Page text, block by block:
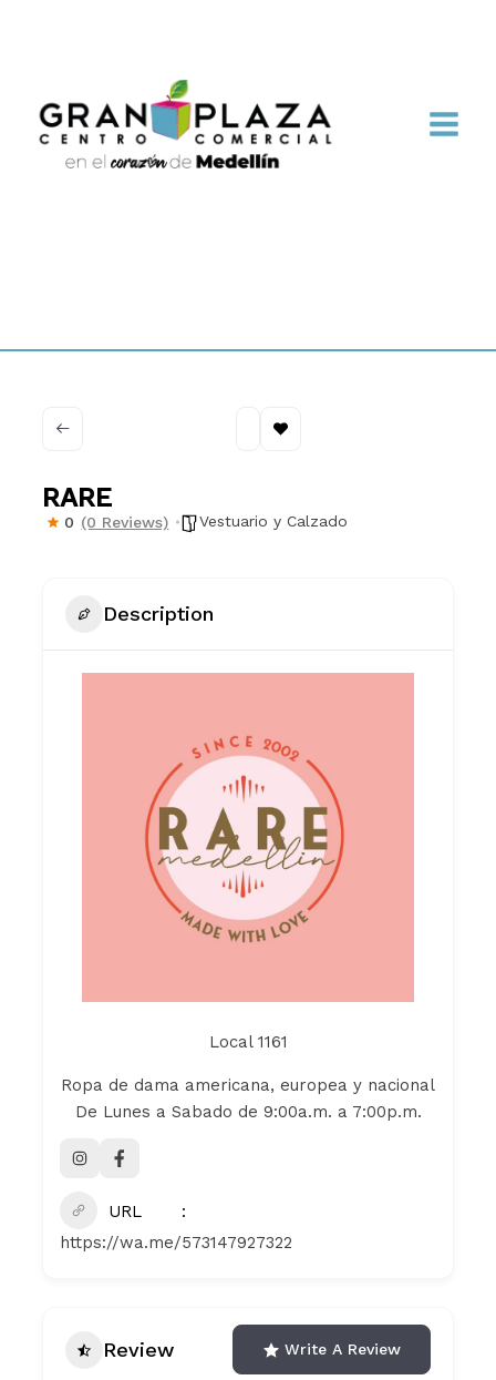
RARE
0 (0 Reviews) Vestuario y Calzado
Description
Local 1161
Ropa de dama americana, europea y nacional
De Lunes a Sabado de 9:00a.m. a 7:00p.m.
URL
https://wa.me/573147927322
Review Write A Review